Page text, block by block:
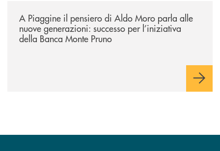
A Piaggine il pensiero di Aldo Moro parla alle
nuove generazioni: successo per l’iniziativa
della Banca Monte Pruno